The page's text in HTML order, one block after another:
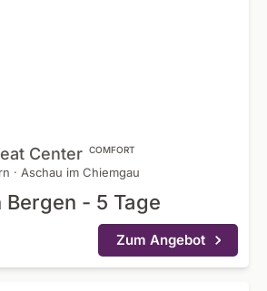
Center COMFORT
· Aschau im Chiemgau
Bergen - 5 Tage
Zum Angebot